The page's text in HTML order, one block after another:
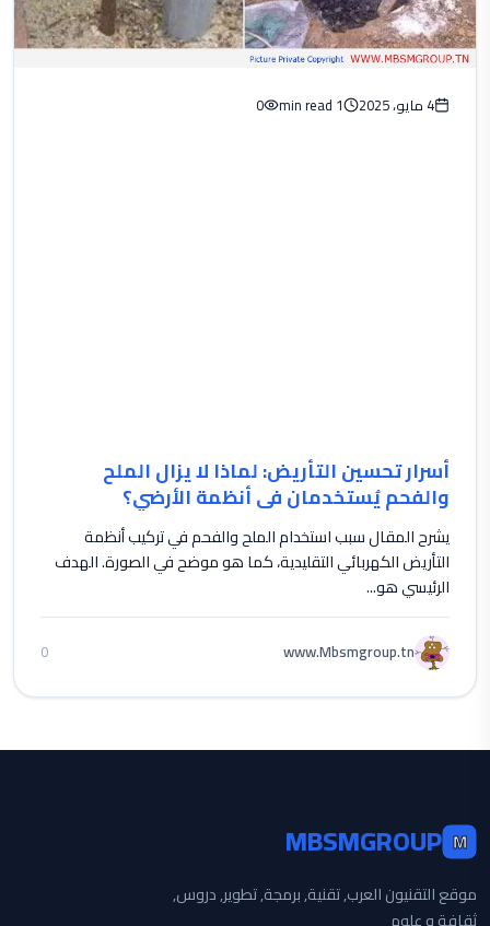
4 مايو، 2025 1 min read
0
أسرار تحسين التأريض: لماذا لا يزال الملح
والفحم يُستخدمان في أنظمة الأرضي؟
يشرح المقال سبب استخدام الملح والفحم في تركيب أنظمة
التأريض الكهربائي التقليدية، كما هو موضح في الصورة. الهدف
الرئيسي هو...
www.Mbsmgroup.tn
0
M
MBSMGROUP
موقع التقنيون العرب, تقنية, برمجة, تطوير, دروس,
ثقافة و علوم